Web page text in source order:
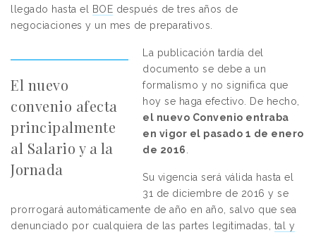
llegado hasta el BOE después de tres años de
negociaciones y un mes de preparativos.
El nuevo
convenio afecta
principalmente
al Salario y a la
Jornada
La publicación tardía del
documento se debe a un
formalismo y no significa que
hoy se haga efectivo. De hecho,
el nuevo Convenio entraba
en vigor el pasado 1 de enero
de 2016.
Su vigencia será válida hasta el
31 de diciembre de 2016y se
prorrogará automáticamente de año en año, salvo que sea
denunciado por cualquiera de las partes legitimadas, tal y